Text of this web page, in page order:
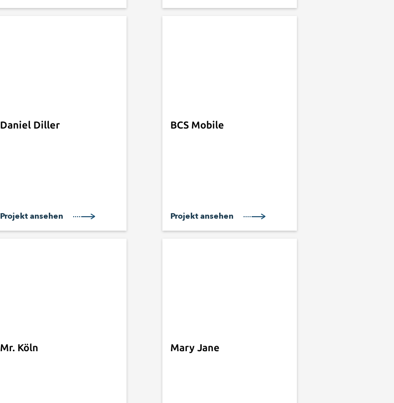
Daniel Diller
Projekt ansehen
BCS Mobile
Projekt ansehen
Mr. Köln Mary Jane